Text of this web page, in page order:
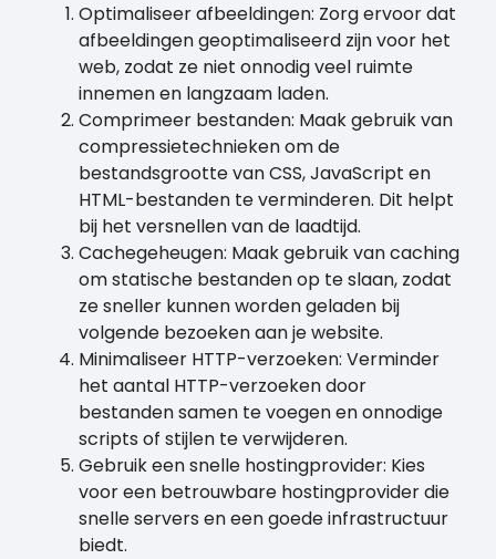
Optimaliseer afbeeldingen: Zorg ervoor dat
afbeeldingen geoptimaliseerd zijn voor het
web, zodat ze niet onnodig veel ruimte
innemen en langzaam laden.
Comprimeer bestanden: Maak gebruik van
compressietechnieken om de
bestandsgrootte van CSS, JavaScript en
HTML-bestanden te verminderen. Dit helpt
bij het versnellen van de laadtijd.
Cachegeheugen: Maak gebruik van caching
om statische bestanden op te slaan, zodat
ze sneller kunnen worden geladen bij
volgende bezoeken aan je website.
Minimaliseer HTTP-verzoeken: Verminder
het aantal HTTP-verzoeken door
bestanden samen te voegen en onnodige
scripts of stijlen te verwijderen.
Gebruik een snelle hostingprovider: Kies
voor een betrouwbare hostingprovider die
snelle servers en een goede infrastructuur
biedt.